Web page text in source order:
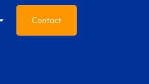
Contact